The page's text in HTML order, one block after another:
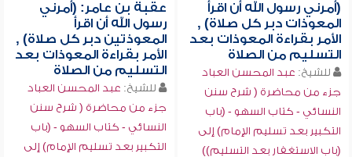
(أمرني رسول الله أن اقرأ
المعوذات دبر كل صلاة) ,
الأمر بقراءة المعوذات بعد
التسليم من الصلاة
للشيخ: عبد المحسن العباد
جزء من محاضرة ( شرح سنن
النسائي - كتاب السهو - (باب
التكبير بعد تسليم الإمام) إلى
(باب الاستغفار بعد التسليم))
عقبة بن عامر: (أمرني
رسول الله أن اقرأ
المعوذتين دبر كل صلاة) ,
الأمر بقراءة المعوذات بعد
التسليم من الصلاة
للشيخ: عبد المحسن العباد
جزء من محاضرة ( شرح سنن
النسائي - كتاب السهو - (باب
التكبير بعد تسليم الإمام) إلى